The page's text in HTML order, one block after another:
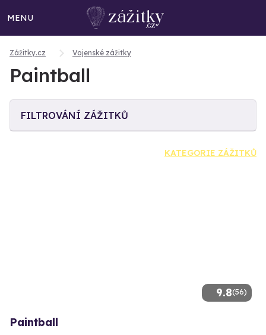
MENU
Zážitky.cz Vojenské zážitky
Paintball
FILTROVÁNÍ ZÁŽITKŮ
KATEGORIE ZÁŽITKŮ
9.8(56)
Paintball